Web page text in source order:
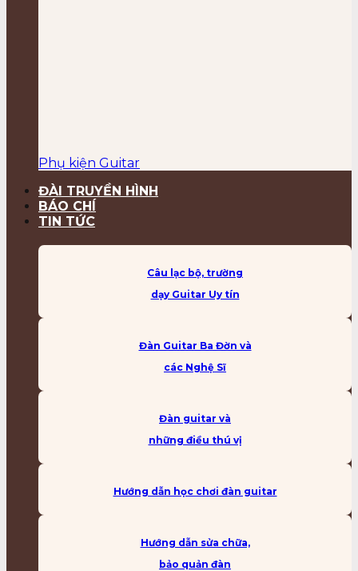
Phụ kiện Guitar
ĐÀI TRUYỀN HÌNH
BÁO CHÍ
TIN TỨC
Câu lạc bộ, trường
dạy Guitar Uy tín
Đàn Guitar Ba Đờn và
các Nghệ Sĩ
Đàn guitar và
những điều thú vị
Hướng dẫn học chơi đàn guitar
Hướng dẫn sửa chữa,
bảo quản đàn